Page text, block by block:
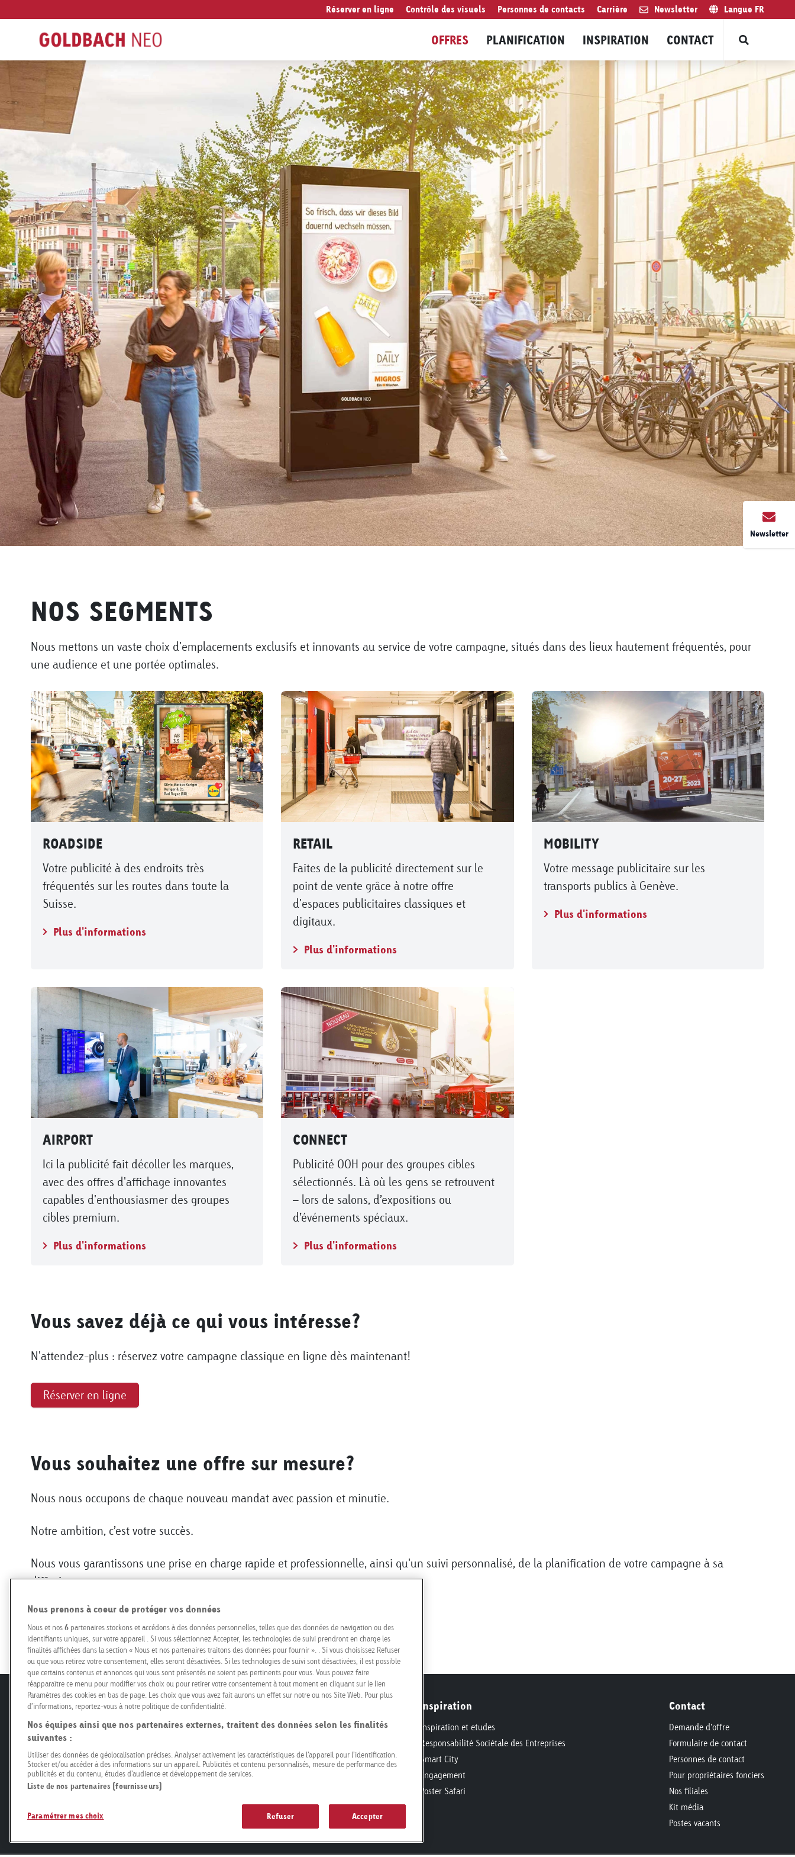
Réserver en ligne Contrôle des visuels Personnes de contacts Carrière Newsletter Langue FR
OFFRES PLANIFICATION INSPIRATION CONTACT
Newsletter
NOS SEGMENTS
Nous mettons un vaste choix d'emplacements exclusifs et innovants au service de votre campagne, situés dans des lieux hautement fréquentés, pour
une audience et une portée optimales.
ROADSIDE
Votre publicité à des endroits très
fréquentés sur les routes dans toute la
Suisse.
Plus d'informations
RETAIL
Faites de la publicité directement sur le
point de vente grâce à notre offre
d'espaces publicitaires classiques et
digitaux.
Plus d'informations
MOBILITY
Votre message publicitaire sur les
transports publics à Genève.
Plus d'informations
AIRPORT
Ici la publicité fait décoller les marques,
avec des offres d'affichage innovantes
capables d'enthousiasmer des groupes
cibles premium.
Plus d'informations
CONNECT
Publicité OOH pour des groupes cibles
sélectionnés. Là où les gens se retrouvent
– lors de salons, d’expositions ou
d’événements spéciaux.
Plus d'informations
Vous savez déjà ce qui vous intéresse?
N'attendez-plus : réservez votre campagne classique en ligne dès maintenant!
Réserver en ligne
Vous souhaitez une offre sur mesure?
Nous nous occupons de chaque nouveau mandat avec passion et minutie.
Notre ambition, c’est votre succès.
Nous vous garantissons une prise en charge rapide et professionnelle, ainsi qu'un suivi personnalisé, de la planification de votre campagne à sa
diffusion.
Offres
Roadside
Retail
Mobility
Airport
Connect
Start-Ups
Planification
Prix et conditions
Spécifications techniques
Production
Inspiration
Inspiration et etudes
Responsabilité Sociétale des Entreprises
Smart City
Engagement
Poster Safari
Contact
Demande d'offre
Formulaire de contact
Personnes de contact
Pour propriétaires fonciers
Nos filiales
Kit média
Postes vacants
Nous prenons à coeur de protéger vos données
Nous et nos6 partenaires stockons et accédons à des données personnelles, telles que des données de navigation ou des
identifiants uniques, sur votre appareil . Si vous sélectionnez Accepter, les technologies de suivi prendront en charge les
finalités affichées dans la section « Nous et nos partenaires traitons des données pour fournir ». . Si vous choisissez Refuser
ou que vous retirez votre consentement, elles seront désactivées. Si les technologies de suivi sont désactivées, il est possible
que certains contenus et annonces qui vous sont présentés ne soient pas pertinents pour vous. Vous pouvez faire
réapparaître ce menu pour modifier vos choix ou pour retirer votre consentement à tout moment en cliquant sur le lien
Paramètres des cookies en bas de page. Les choix que vous avez fait aurons un effet sur notre ou nos Site Web. Pour plus
d’informations, reportez-vous à notre politique de confidentialité.
Nos équipes ainsi que nos partenaires externes, traitent des données selon les finalités
suivantes :
Utiliser des données de géolocalisation précises. Analyser activement les caractéristiques de l’appareil pour l’identification.
Stocker et/ou accéder à des informations sur un appareil. Publicités et contenu personnalisés, mesure de performance des
publicités et du contenu, études d’audience et développement de services.
Liste de nos partenaires (fournisseurs)
Paramétrer mes choix Refuser Accepter